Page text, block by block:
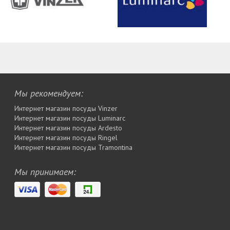
Мы рекомендуем:
Интернет магазин посуды Vinzer
Интернет магазин посуды Luminarc
Интернет магазин посуды Ardesto
Интернет магазин посуды Rіngel
Интернет магазин посуды Tramontina
Мы принимаем: